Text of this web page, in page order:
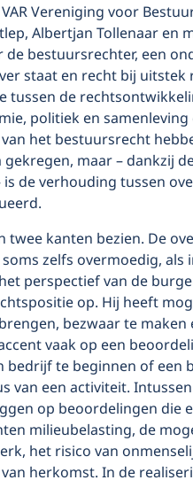
Vereniging voor
Albertjan Tollenaar en
bestuursrechter, een
staat en recht bij uitstek
tussen de
politiek en samenleving
het bestuursrecht
maar – dankzij
de verhouding tussen
twee kanten bezien. De
zelfs overmoedig, als
perspectief van de
op. Hij heeft
bezwaar te
vaak op een
bedrijf te beginnen of een
van een activiteit.
op beoordelingen die
milieubelasting, de
het risico van
herkomst. In de